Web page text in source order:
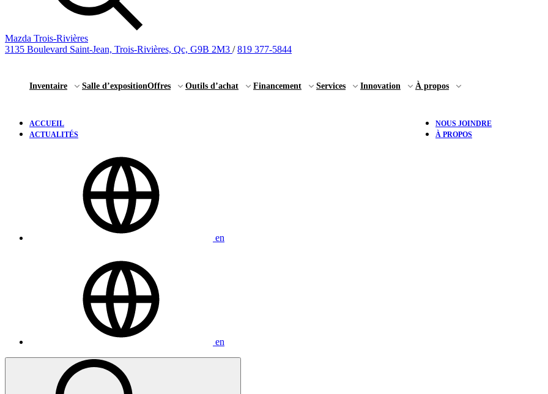
Mazda Trois-Rivières
3135 Boulevard Saint-Jean, Trois-Rivières, Qc, G9B 2M3 / 819 377-5844
Inventaire Salle d’expositionOffres Outils d’achat Financement Services Innovation À propos
ACCUEIL
NOUS JOINDRE
ACTUALITÉS
À PROPOS
en
en